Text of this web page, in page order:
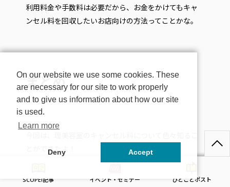
利用料金や手数料は必要だから、お金をかけてもキャ
ンセル料を回収したいお店向けの方法ってことかな。
まとめ
とができたよ！
理美容室ではキャンセル料を取らないお店もまだまだ
SCOPE!記事 イベント・セミナー ひとことポスト
On our website we use some cookies. These
are necessary for our site to work properly
and to give us information about how our site
is used.
Learn more
Deny Accept